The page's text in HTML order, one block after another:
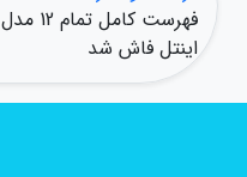
اینتل فاش شد